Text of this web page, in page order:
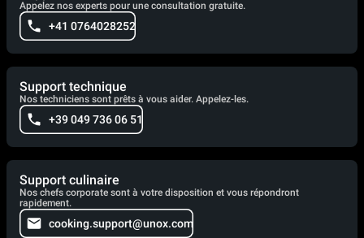
Appelez nos experts pour une consultation gratuite.
+41 0764028252
Support technique
Nos techniciens sont prêts à vous aider. Appelez-les.
+39 049 736 06 51
Support culinaire
Nos chefs corporate sont à votre disposition et vous répondront
rapidement.
cooking.support@unox.com